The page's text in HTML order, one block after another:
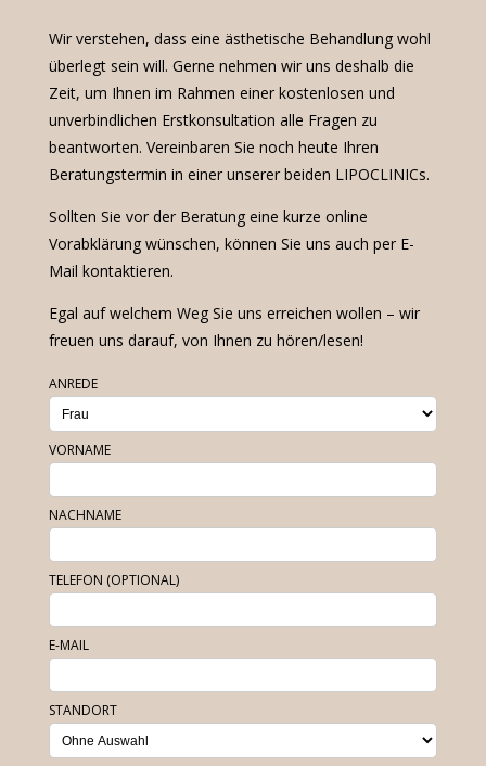
Wir verstehen, dass eine ästhetische Behandlung wohl
überlegt sein will. Gerne nehmen wir uns deshalb die
Zeit, um Ihnen im Rahmen einer kostenlosen und
unverbindlichen Erstkonsultation alle Fragen zu
beantworten. Vereinbaren Sie noch heute Ihren
Beratungstermin in einer unserer beiden LIPOCLINICs.
Sollten Sie vor der Beratung eine kurze online
Vorabklärung wünschen, können Sie uns auch per E-
Mail kontaktieren.
Egal auf welchem Weg Sie uns erreichen wollen – wir
freuen uns darauf, von Ihnen zu hören/lesen!
ANREDE
VORNAME
NACHNAME
TELEFON (OPTIONAL)
E-MAIL
STANDORT